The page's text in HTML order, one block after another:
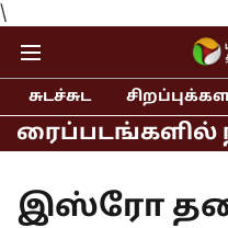
\
சுடச்சுட
இஸ்ரோ